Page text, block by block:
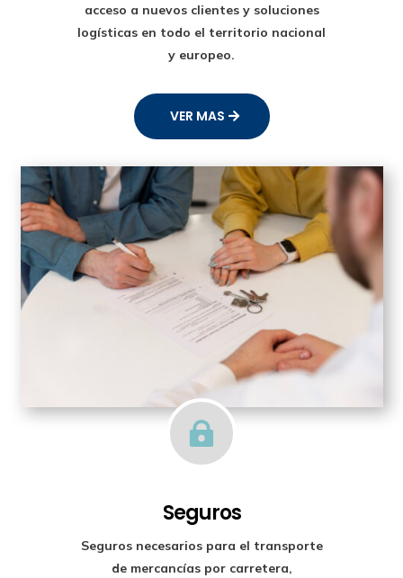
acceso a nuevos clientes y soluciones
logísticas en todo el territorio nacional
y europeo.
VER MAS

Seguros
Seguros necesarios para el transporte
de mercancías por carretera,